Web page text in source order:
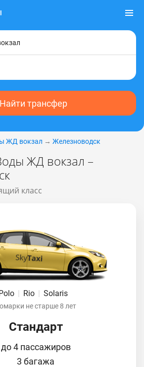
Найти трансфер
ЖД вокзал → Железноводск
ЖД вокзал –
класс
| Rio | Solaris
не старше 8 лет
Стандарт
до 4 пассажиров
3 багажа